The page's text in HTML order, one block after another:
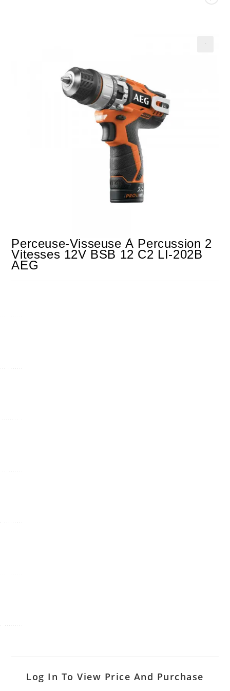
Perceuse-Visseuse À Percussion 2
Vitesses 12V BSB 12 C2 LI-202B
AEG
Log In To View Price And Purchase